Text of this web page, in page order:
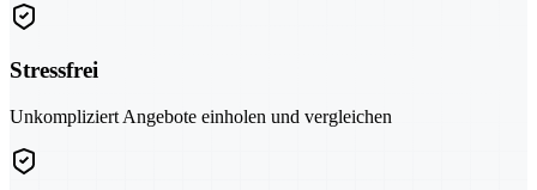
Stressfrei
Unkompliziert Angebote einholen und vergleichen